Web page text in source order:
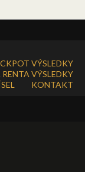
VÝSLEDKY
VÝSLEDKY
KONTAKT